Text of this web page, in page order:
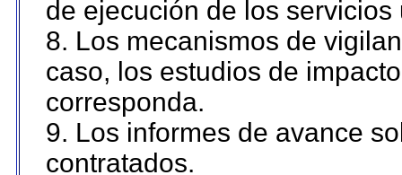
de ejecución de los servicios
8. Los mecanismos de
caso, los estudios de
corresponda.
9. Los informes de avance
contratados.